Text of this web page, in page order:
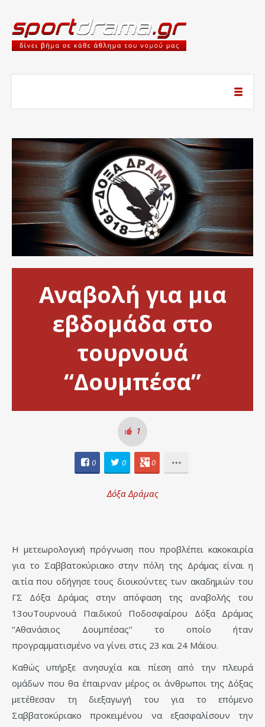
Αναβολή για μια
εβδομάδα στο
τουρνουά
“Δουμπέσα”
1
0 0 0
Δόξα Δράμας
Η μετεωρολογική πρόγνωση που προβλέπει κακοκαιρία
για το Σαββατοκύριακο στην πόλη της Δράμας είναι η
αιτία που οδήγησε τους διοικούντες των ακαδημιών του
ΓΣ Δόξα Δράμας στην απόφαση της αναβολής του
13ουΤουρνουά Παιδικού Ποδοσφαίρου Δόξα Δράμας
‘’Αθανάσιος Δουμπέσας’’ το οποίο ήταν
προγραμματισμένο να γίνει στις 23 και 24 Μάϊου.
Καθώς υπήρξε ανησυχία και πίεση από την πλευρά
ομάδων που θα έπαιρναν μέρος οι άνθρωποι της Δόξας
μετέθεσαν τη διεξαγωγή του για το επόμενο
Σαββατοκύριακο προκειμένου να εξασφαλίσουν την